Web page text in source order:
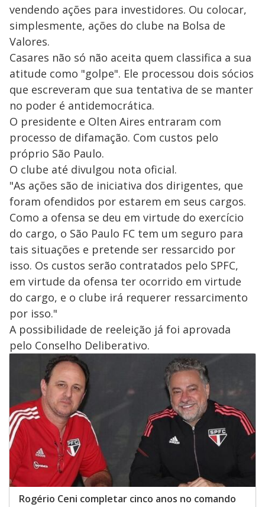
vendendo ações para investidores. Ou colocar,
simplesmente, ações do clube na Bolsa de
Valores.
Casares não só não aceita quem classifica a sua
atitude como "golpe". Ele processou dois sócios
que escreveram que sua tentativa de se manter
no poder é antidemocrática.
O presidente e Olten Aires entraram com
processo de difamação. Com custos pelo
próprio São Paulo.
O clube até divulgou nota oficial.
"As ações são de iniciativa dos dirigentes, que
foram ofendidos por estarem em seus cargos.
Como a ofensa se deu em virtude do exercício
do cargo, o São Paulo FC tem um seguro para
tais situações e pretende ser ressarcido por
isso. Os custos serão contratados pelo SPFC,
em virtude da ofensa ter ocorrido em virtude
do cargo, e o clube irá requerer ressarcimento
por isso."
A possibilidade de reeleição já foi aprovada
pelo Conselho Deliberativo.
Rogério Ceni completar cinco anos no comando